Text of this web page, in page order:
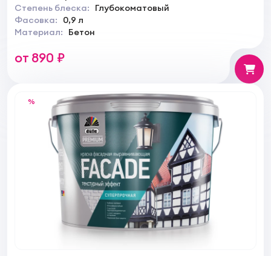
Степень блеска:
Глубокоматовый
Фасовка:
0,9 л
Материал:
Бетон
от 890 ₽
%